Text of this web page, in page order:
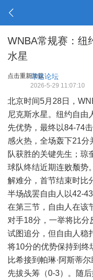
WNBA常规赛：纽
水星
点击重新加载球迷论坛
2026-5-29 11:07:10
北京时间5月28日，
尼克斯水星。纽约自由
先优势，最终以84-74
感火热，全场轰下21分
队获胜的关键先生；琼
球队终结近期连败颓势
解难分，首节结束时比
半场战罢自由人以42-
在第三节，自由人在该
对手18分，一举将比分
试图追分，但自由人稳
将10分的优势保持到终
比希接到帕琳·阿斯蒂
先拔头筹（0-3）。随